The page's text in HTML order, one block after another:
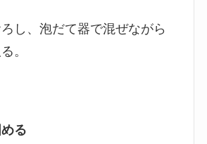
し、泡だて器で混ぜながら
。
る